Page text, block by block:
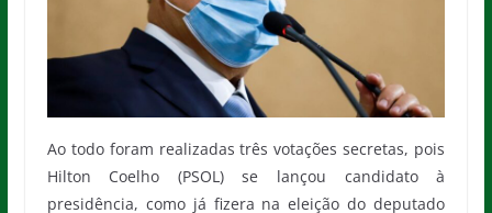
Ao todo foram realizadas três votações secretas, pois
Hilton Coelho (PSOL) se lançou candidato à
presidência, como já fizera na eleição do deputado